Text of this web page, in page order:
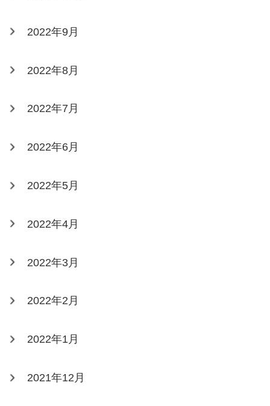
2022年9月
2022年8月
2022年7月
2022年6月
2022年5月
2022年4月
2022年3月
2022年2月
2022年1月
2021年12月